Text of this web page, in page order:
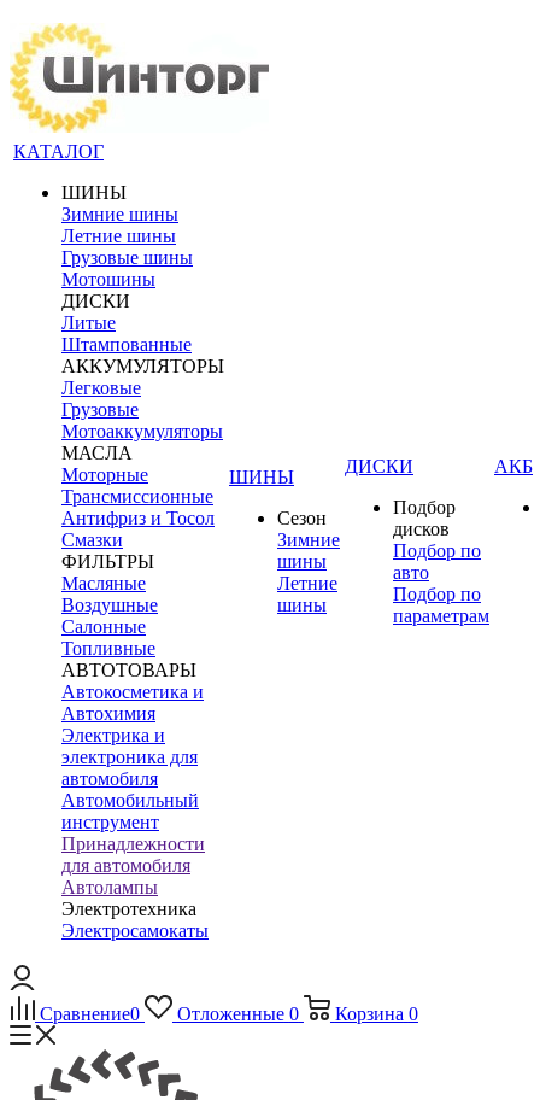
КАТАЛОГ
ШИНЫ
Зимние шины
Летние шины
Грузовые шины
Мотошины
ДИСКИ
Литые
Штампованные
АККУМУЛЯТОРЫ
Легковые
Грузовые
Мотоаккумуляторы
МАСЛА
Моторные
Трансмиссионные
Антифриз и Тосол
Смазки
ФИЛЬТРЫ
Масляные
Воздушные
Салонные
Топливные
АВТОТОВАРЫ
Автокосметика и
Автохимия
Электрика и
электроника для
автомобиля
Автомобильный
инструмент
Принадлежности
для автомобиля
Автолампы
Электротехника
Электросамокаты
ШИНЫ
Сезон
Зимние
шины
Летние
шины
ДИСКИ
Подбор
дисков
Подбор по
авто
Подбор по
параметрам
АКБ
Сравнение0 Отложенные 0 Корзина 0